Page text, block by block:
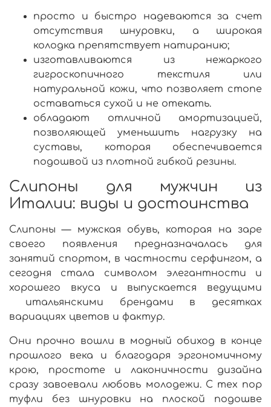
просто и быстро надеваются за счет
отсутствия шнуровки, а широкая
колодка препятствует натиранию;
изготавливаются из нежаркого
гигроскопичного текстиля или
натуральной кожи, что позволяет стопе
оставаться сухой и не отекать.
обладают отличной амортизацией,
позволяющей уменьшить нагрузку на
суставы, которая обеспечивается
подошвой из плотной гибкой резины.
Слипоны для мужчин из
Италии: виды и достоинства
Слипоны — мужская обувь, которая на заре
своего появления предназначалась для
занятий спортом, в частности серфингом, а
сегодня стала символом элегантности и
хорошего вкуса и выпускается ведущими
итальянскими брендами в десятках
вариациях цветов и фактур.
Они прочно вошли в модный обиход в конце
прошлого века и благодаря эргономичному
крою, простоте и лаконичности дизайна
сразу завоевали любовь молодежи. С тех пор
туфли без шнуровки на плоской подошве